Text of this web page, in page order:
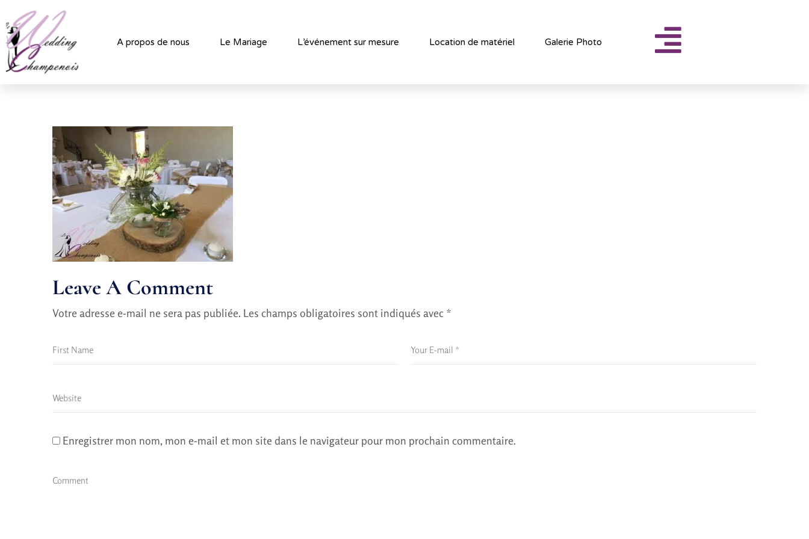
A propos de nous Le Mariage L’événement sur mesure Location de matériel Galerie Photo
Leave A Comment
Votre adresse e-mail ne sera pas publiée. Les champs obligatoires sont indiqués avec *
Enregistrer mon nom, mon e-mail et mon site dans le navigateur pour mon prochain commentaire.